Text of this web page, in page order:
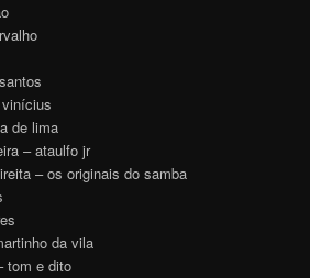
de lima
– ataulfo jr
– os originais do samba
da vila
tom e dito